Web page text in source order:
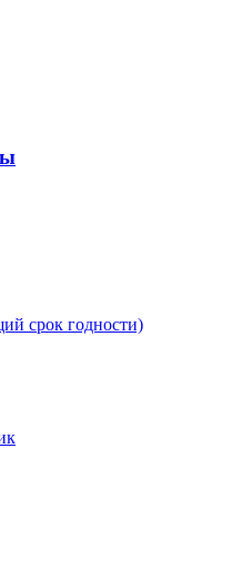
срок годности)